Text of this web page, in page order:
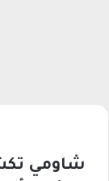
شاومي